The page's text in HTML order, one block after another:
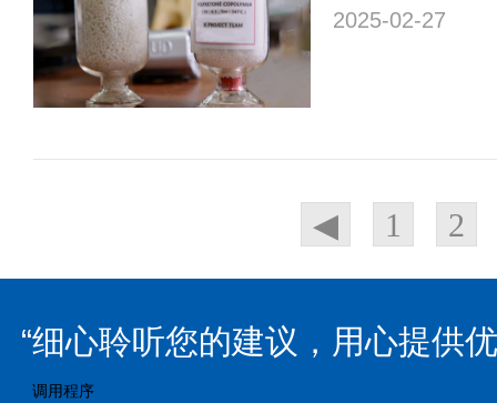
2025-02-27
◀ 1 2
“细心聆听您的建议，用心提供
调用程序